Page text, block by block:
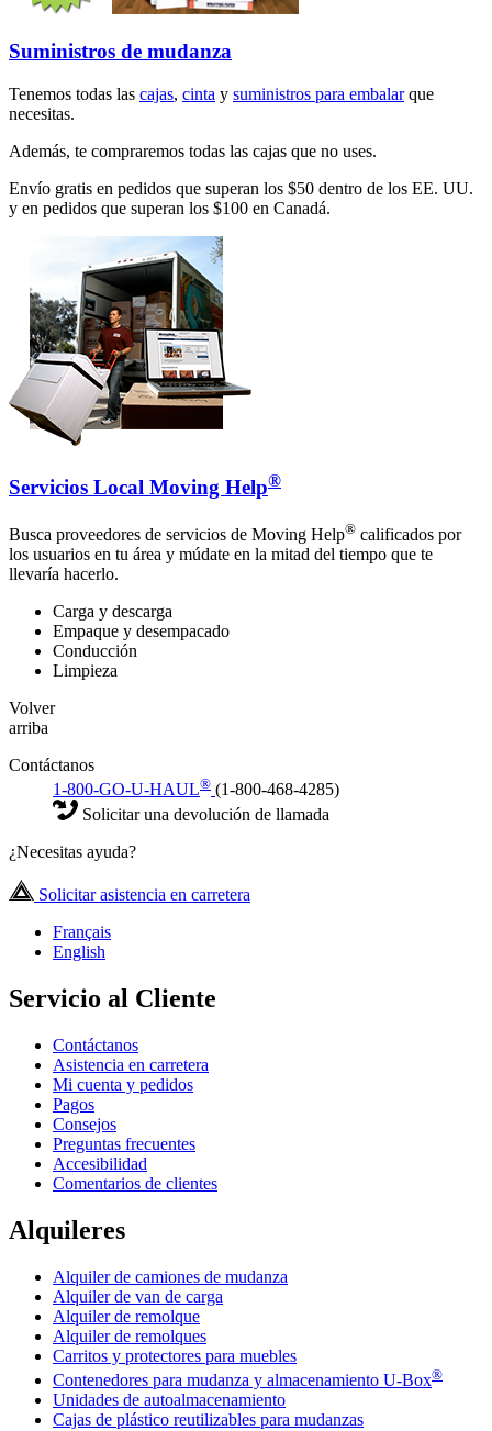
Suministros de mudanza
Tenemos todas las cajas, cinta y suministros para embalarque
necesitas.
Además, te compraremos todas las cajas que no uses.
Envío gratis en pedidos que superan los $50 dentro de los EE. UU.
y en pedidos que superan los $100 en Canadá.
Servicios Local Moving Help®
Busca proveedores de servicios de Moving Help® calificados por
los usuarios en tu área y múdate en la mitad del tiempo que te
llevaría hacerlo.
Carga y descarga
Empaque y desempacado
Conducción
Limpieza
Volver
arriba
Contáctanos
1-800-GO-U-HAUL® (1-800-468-4285)
Solicitar una devolución de llamada
¿Necesitas ayuda?
Solicitar asistencia en carretera
Français
English
Servicio al Cliente
Contáctanos
Asistencia en carretera
Mi cuenta y pedidos
Pagos
Consejos
Preguntas frecuentes
Accesibilidad
Comentarios de clientes
Alquileres
Alquiler de camiones de mudanza
Alquiler de van de carga
Alquiler de remolque
Alquiler de remolques
Carritos y protectores para muebles
Contenedores para mudanza y almacenamiento U-Box®
Unidades de autoalmacenamiento
Cajas de plástico reutilizables para mudanzas